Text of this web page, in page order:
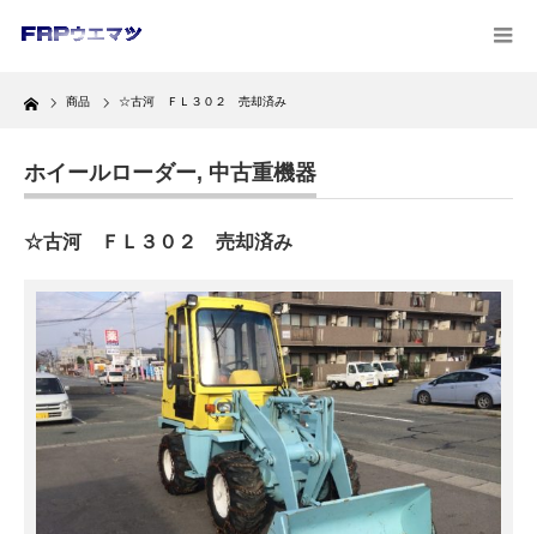
Home 商品 ☆古河 ＦＬ３０２ 売却済み
ホイールローダー, 中古重機器
☆古河 ＦＬ３０２ 売却済み